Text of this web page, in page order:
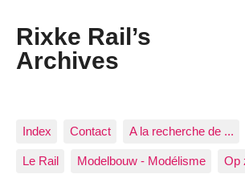
Rixke Rail’s
Archives
Index Contact A la recherche de ...
Le Rail Modelbouw - Modélisme Op